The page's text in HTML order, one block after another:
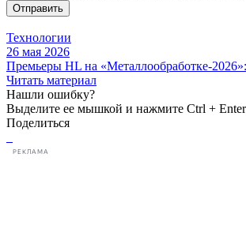
Отправить
Технологии
26 мая 2026
Премьеры HL на «Металлообработке-
Читать материал
Нашли ошибку?
Выделите ее мышкой и нажмите Ctrl + Enter
Поделиться
РЕКЛАМА